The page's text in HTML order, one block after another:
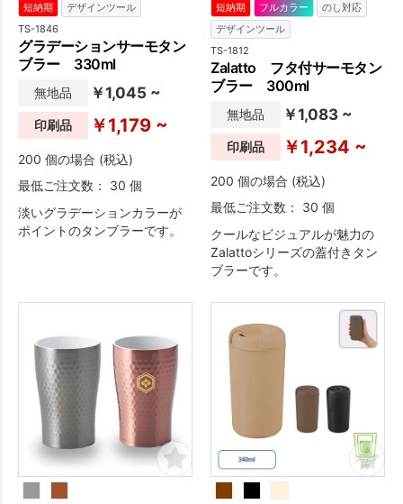
短納期 デザインツール
TS-1846
グラデーションサーモタン
ブラー 330ml
無地品 ￥1,045 ~
印刷品 ￥1,179 ~
200 個の場合 (税込)
最低ご注文数： 30 個
淡いグラデーションカラーが
ポイントのタンブラーです。
短納期 フルカラー
のし対応
デザインツール
TS-1812
Zalatto フタ付サーモタン
ブラー 300ml
無地品 ￥1,083 ~
印刷品 ￥1,234 ~
200 個の場合 (税込)
最低ご注文数： 30 個
クールなビジュアルが魅力の
Zalattoシリーズの蓋付きタン
ブラーです。